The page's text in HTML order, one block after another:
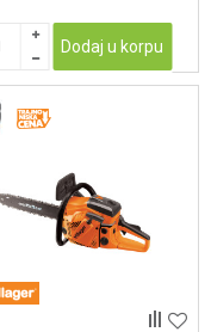
Dodaj u korpu